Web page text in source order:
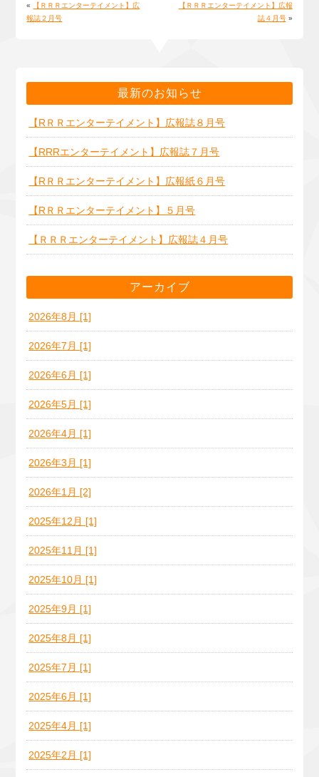
«
【ＲＲＲエンターテイメント】広
報誌２月号
【ＲＲＲエンターテイメント】広報
誌４月号»
最新のお知らせ
【RＲＲエンターテイメント】広報誌８月号
【RRRエンターテイメント】広報誌７月号
【RＲＲエンターテイメント】広報紙６月号
【RＲＲエンターテイメント】５月号
【ＲＲＲエンターテイメント】広報誌４月号
アーカイブ
2026年8月 [1]
2026年7月 [1]
2026年6月 [1]
2026年5月 [1]
2026年4月 [1]
2026年3月 [1]
2026年1月 [2]
2025年12月 [1]
2025年11月 [1]
2025年10月 [1]
2025年9月 [1]
2025年8月 [1]
2025年7月 [1]
2025年6月 [1]
2025年4月 [1]
2025年2月 [1]